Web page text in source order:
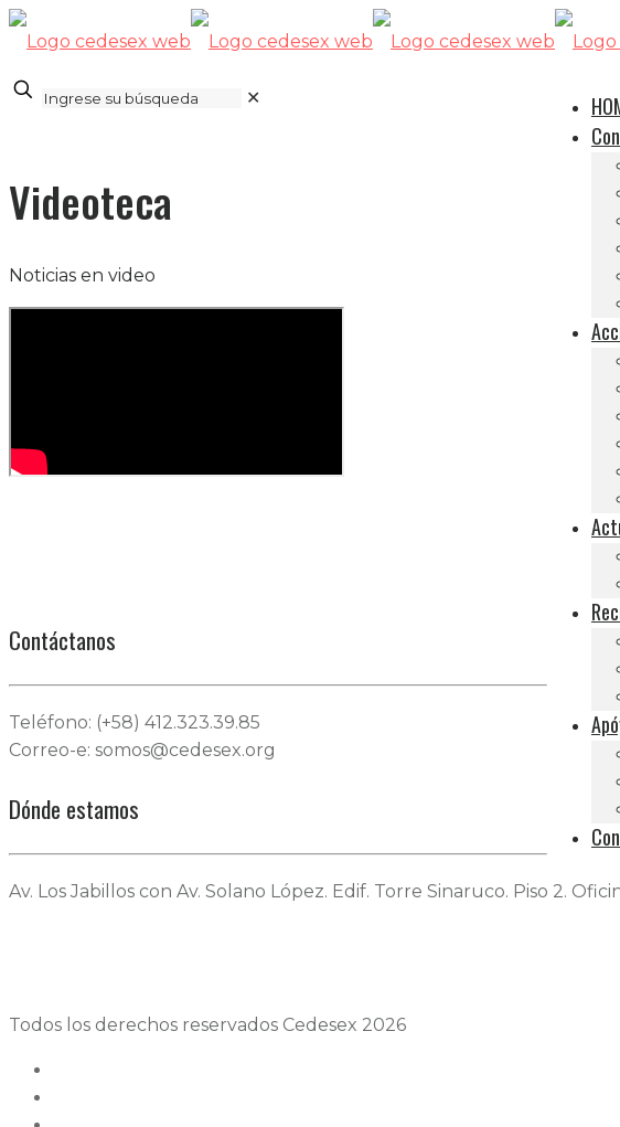
✕
Videoteca
Noticias en video
Contáctanos
Teléfono: (+58) 412.323.39.85
Correo-e: somos@cedesex.org
Dónde estamos
Av. Los Jabillos con Av. Solano López. Edif. Torre Sinaruco. Piso 2.
Todos los derechos reservados Cedesex 2026